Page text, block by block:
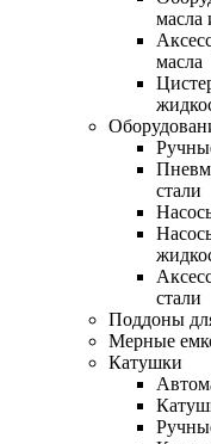
масла
масла
стали
стали
Поддоны
Мерные
Катушки